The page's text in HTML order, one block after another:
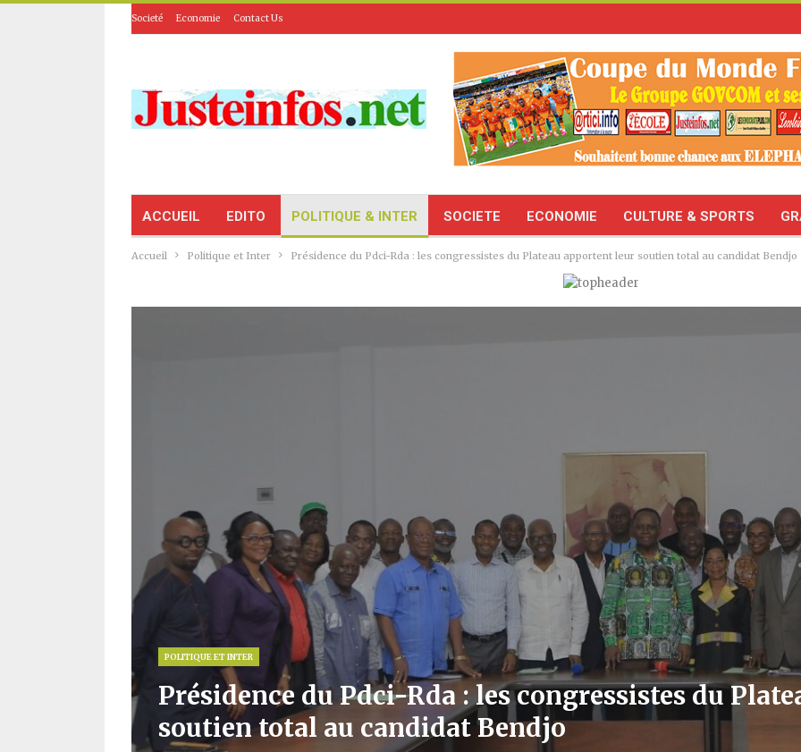
Societé Economie Contact Us
ACCUEIL EDITO POLITIQUE & INTER SOCIETE ECONOMIE CULTURE & SPORTS
Accueil Politique et Inter Présidence du Pdci-Rda : les congressistes du Plateau apportent leur soutien total au candidat Bendjo
POLITIQUE ET INTER
Présidence du Pdci-Rda : les congressistes du
soutien total au candidat Bendjo